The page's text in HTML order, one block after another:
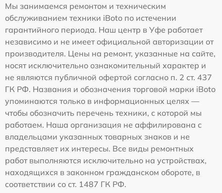
Мы занимаемся ремонтом и техническим
обслуживанием техники iBoto по истечении
гарантийного периода. Наш центр в Уфе работает
независимо и не имеет официальной авторизации от
производителя. Цены на ремонт, указанные на сайте,
носят исключительно ознакомительный характер и
не являются публичной офертой согласно п. 2 ст. 437
ГК РФ. Названия и обозначения торговой марки iBoto
упоминаются только в информационных целях —
чтобы обозначить перечень техники, с которой мы
работаем. Наша организация не аффилирована с
владельцами указанных товарных знаков и не
представляет их интересы. Все виды ремонтных
работ выполняются исключительно на устройствах,
находящихся в законном гражданском обороте, в
соответствии со ст. 1487 ГК РФ.